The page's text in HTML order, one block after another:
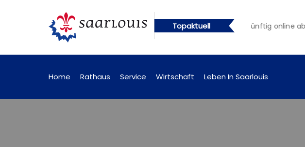
Topaktuell
online abrufbar Öffentliche Bekanntmachungen künftig online
Home Rathaus Service Wirtschaft Leben In Saarlouis